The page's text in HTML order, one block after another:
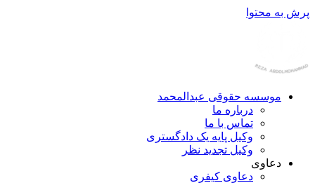
پرش به محتوا
موسسه حقوقی عبدالمحمد
درباره ما
تماس با ما
وکیل پایه یک دادگستری
وکیل تجدید نظر
دعاوی
دعاوی کیفری